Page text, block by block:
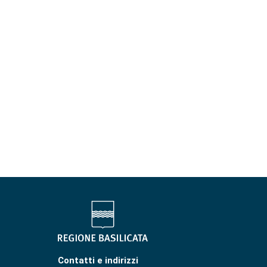
Contatti e indirizzi